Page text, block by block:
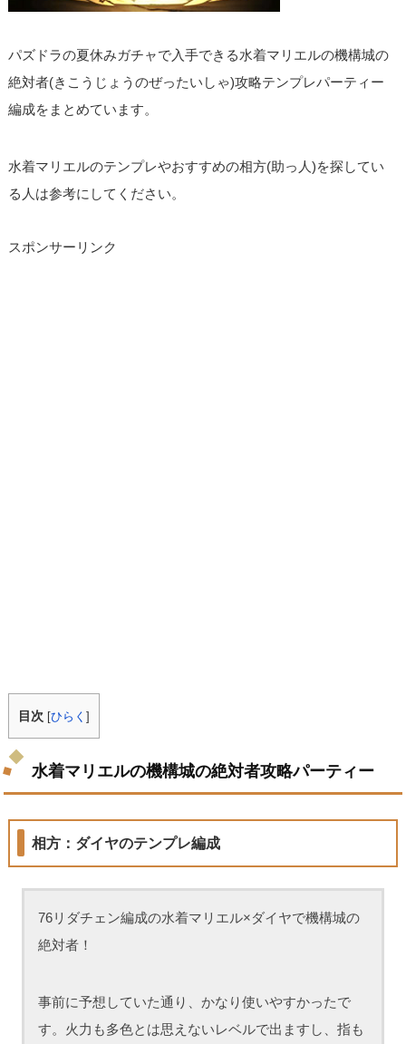
パズドラの夏休みガチャで入手できる水着マリエルの機構城の
絶対者(きこうじょうのぜったいしゃ)攻略テンプレパーティー
編成をまとめています。
水着マリエルのテンプレやおすすめの相方(助っ人)を探してい
る人は参考にしてください。
スポンサーリンク
目次 [ひらく]
水着マリエルの機構城の絶対者攻略パーティー
相方：ダイヤのテンプレ編成
76リダチェン編成の水着マリエル×ダイヤで機構城の
絶対者！
事前に予想していた通り、かなり使いやすかったで
す。火力も多色とは思えないレベルで出ますし、指も